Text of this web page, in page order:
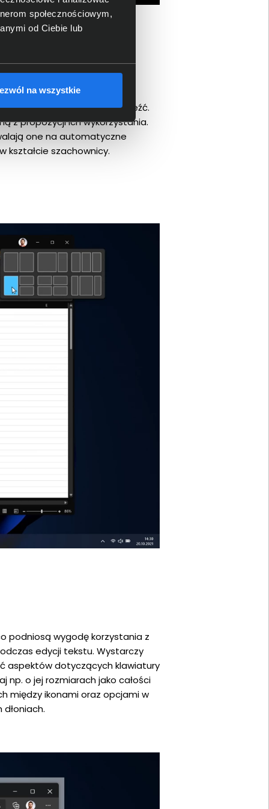
społecznościowym,
od Ciebie lub
na wszystkie
na pojedynczym ekranie.
pozwala łatwiej się odnaleźć.
z propozycji ich wykorzystania.
one na automatyczne
kształcie szachownicy.
podniosą wygodę korzystania z
edycji tekstu. Wystarczy
aspektów dotyczących klawiatury
o jej rozmiarach jako całości
między ikonami oraz opcjami w